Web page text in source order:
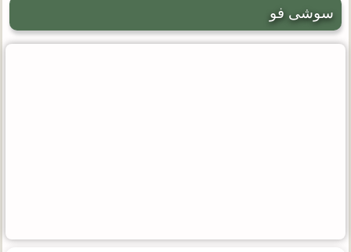
سوشی فو